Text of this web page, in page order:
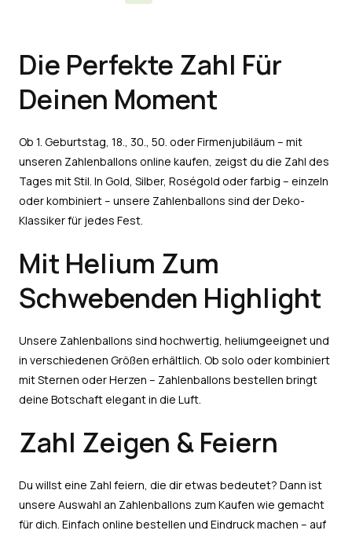
Die Perfekte Zahl Für
Deinen Moment
Ob 1. Geburtstag, 18., 30., 50. oder Firmenjubiläum – mit
unseren Zahlenballons online kaufen, zeigst du die Zahl des
Tages mit Stil. In Gold, Silber, Roségold oder farbig – einzeln
oder kombiniert – unsere Zahlenballons sind der Deko-
Klassiker für jedes Fest.
Mit Helium Zum
Schwebenden Highlight
Unsere Zahlenballons sind hochwertig, heliumgeeignet und
in verschiedenen Größen erhältlich. Ob solo oder kombiniert
mit Sternen oder Herzen – Zahlenballons bestellen bringt
deine Botschaft elegant in die Luft.
Zahl Zeigen & Feiern
Du willst eine Zahl feiern, die dir etwas bedeutet? Dann ist
unsere Auswahl an Zahlenballons zum Kaufen wie gemacht
für dich. Einfach online bestellen und Eindruck machen – auf